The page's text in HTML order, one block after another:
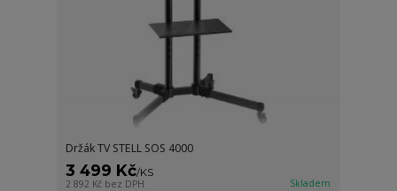
Držák TV STELL SOS 4000
3 499 Kč/KS
2 892 Kč bez DPH Skladem